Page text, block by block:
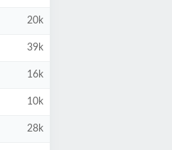
20k
39k
16k
10k
28k